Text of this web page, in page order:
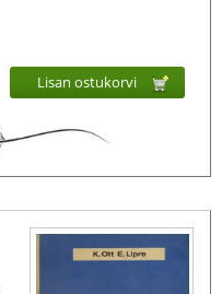
Lisan ostukorvi